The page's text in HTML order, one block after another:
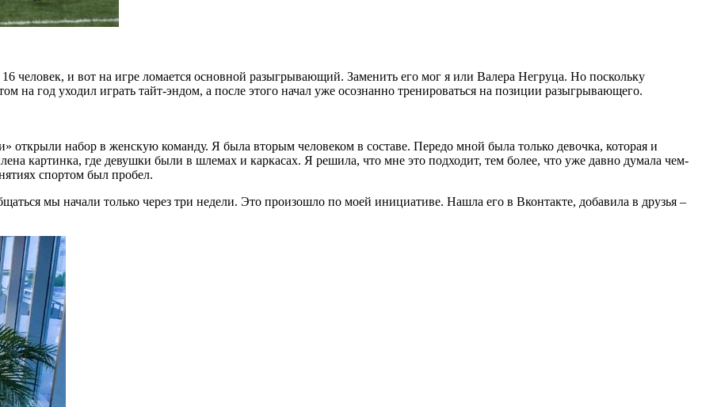
человек, и вот на игре ломается основной разыгрывающий. Заменить его мог я или Валера Негруца. Но поскольку
на год уходил играть тайт-эндом, а после этого начал уже осознанно тренироваться на позиции разыгрывающего.
открыли набор в женскую команду. Я была вторым человеком в составе. Передо мной была только девочка, которая и
картинка, где девушки были в шлемах и каркасах. Я решила, что мне это подходит, тем более, что уже давно думала чем-
спортом был пробел.
мы начали только через три недели. Это произошло по моей инициативе. Нашла его в Вконтакте, добавила в друзья –